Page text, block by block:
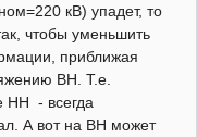
кВ) упадет, то
чтобы уменьшить
приближая
ВН. Т.е.
НН - всегда
А вот на ВН может